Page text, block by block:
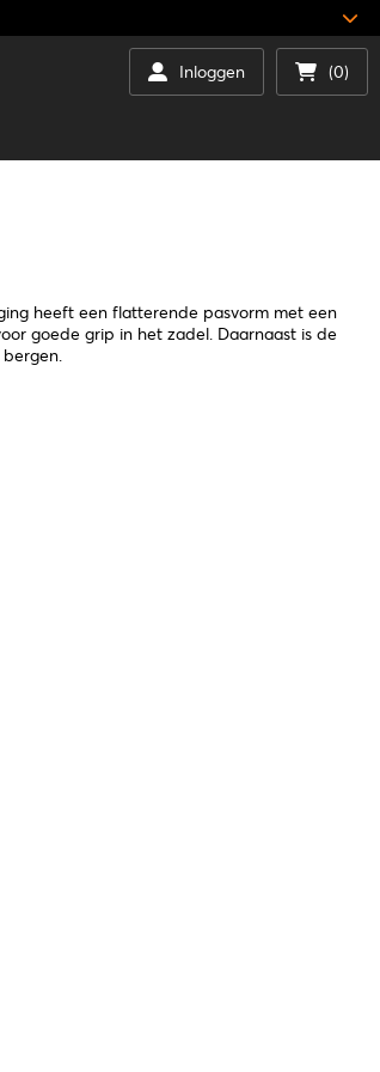
Inloggen (0)
heeft een flatterende pasvorm met een
goede grip in het zadel. Daarnaast is de